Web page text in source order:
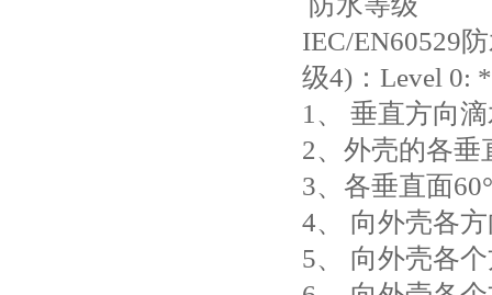
IEC/EN60529
级4)：Level 0:
1、 垂直方向
2、外壳的各垂
3、各垂直面
4、 向外壳各
5、 向外壳各